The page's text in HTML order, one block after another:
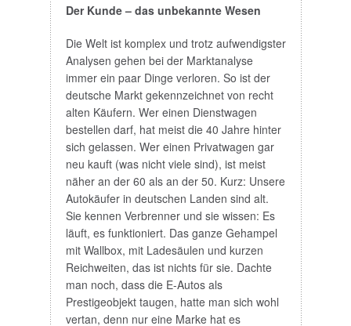
Der Kunde – das unbekannte Wesen
Die Welt ist komplex und trotz aufwendigster
Analysen gehen bei der Marktanalyse
immer ein paar Dinge verloren. So ist der
deutsche Markt gekennzeichnet von recht
alten Käufern. Wer einen Dienstwagen
bestellen darf, hat meist die 40 Jahre hinter
sich gelassen. Wer einen Privatwagen gar
neu kauft (was nicht viele sind), ist meist
näher an der 60 als an der 50. Kurz: Unsere
Autokäufer in deutschen Landen sind alt.
Sie kennen Verbrenner und sie wissen: Es
läuft, es funktioniert. Das ganze Gehampel
mit Wallbox, mit Ladesäulen und kurzen
Reichweiten, das ist nichts für sie. Dachte
man noch, dass die E-Autos als
Prestigeobjekt taugen, hatte man sich wohl
vertan, denn nur eine Marke hat es